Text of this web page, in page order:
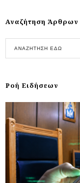
Αναζήτηση Άρθρων
Ροή Ειδήσεων